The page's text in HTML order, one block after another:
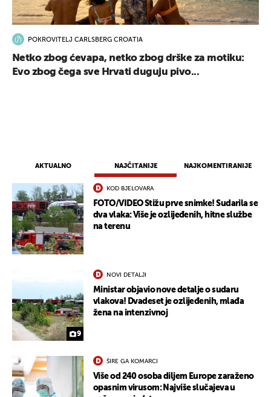
AKTUALNO NAJČITANIJE NAJKOMENTIRANIJE
KOD BJELOVARA
FOTO/VIDEO Stižu prve snimke! Sudarila se
dva vlaka: Više je ozlijeđenih, hitne službe
na terenu
9
NOVI DETALJI
Ministar objavio nove detalje o sudaru
vlakova! Dvadeset je ozlijeđenih, mlađa
žena na intenzivnoj
ŠIRE GA KOMARCI
Više od 240 osoba diljem Europe zaraženo
opasnim virusom: Najviše slučajeva u
POKROVITELJ CARLSBERG CROATIA
Netko zbog ćevapa, netko zbog drške za motiku:
Evo zbog čega sve Hrvati duguju pivo...